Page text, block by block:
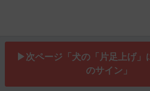
▶次ページ「犬の「片足上げ」
のサイン」